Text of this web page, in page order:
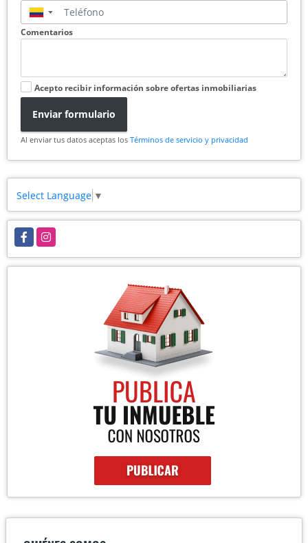
▼
Comentarios
Acepto recibir información sobre ofertas inmobiliarias
Enviar formulario
Al enviar tus datos aceptas los Términos de servicio y privacidad
Select Language ▼
FacebookInstagram